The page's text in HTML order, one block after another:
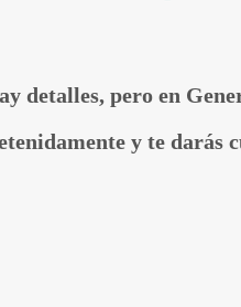
detalles, pero en
y te darás